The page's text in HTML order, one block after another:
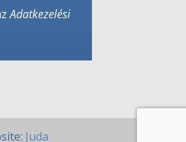
Adatkezelési
Juda